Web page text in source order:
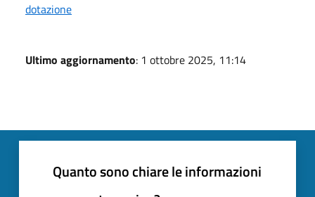
dotazione
Ultimo aggiornamento: 1 ottobre 2025, 11:14
Quanto sono chiare le informazioni